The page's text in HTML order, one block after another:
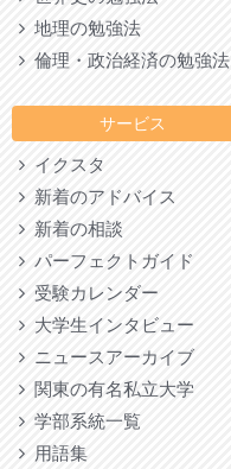
地理の勉強法
倫理・政治経済の勉強法
サービス
イクスタ
新着のアドバイス
新着の相談
パーフェクトガイド
受験カレンダー
大学生インタビュー
ニュースアーカイブ
関東の有名私立大学
学部系統一覧
用語集